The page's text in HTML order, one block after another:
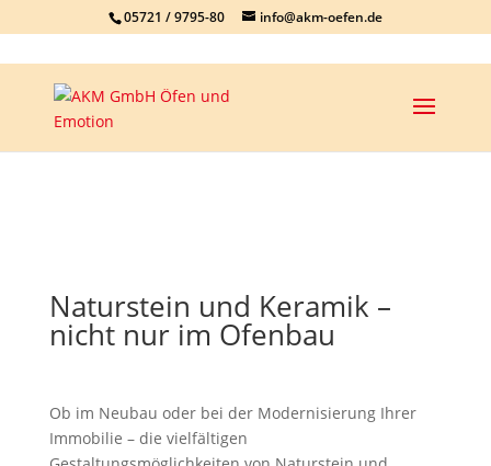
05721 / 9795-80 info@akm-oefen.de
Naturstein und Keramik –
nicht nur im Ofenbau
Ob im Neubau oder bei der Modernisierung Ihrer
Immobilie – die vielfältigen